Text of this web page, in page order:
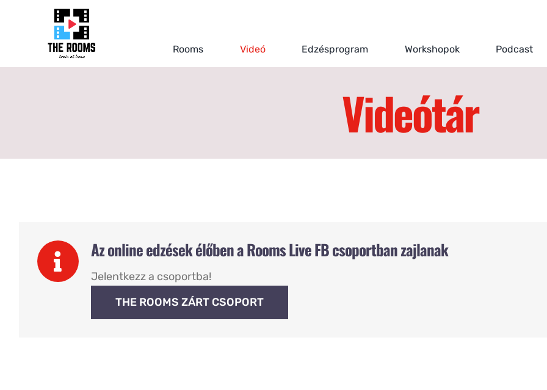
Rooms Videó Edzésprogram Workshopok Podcast
Videótár
Az online edzések élőben a Rooms Live FB csoportban zajlanak
Jelentkezz a csoportba!
THE ROOMS ZÁRT CSOPORT